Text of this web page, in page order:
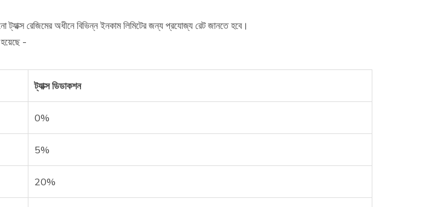
রেজিমের অধীনে বিভিন্ন ইনকাম লিমিটের জন্য প্রযোজ্য রেট জানতে হবে।
-
ট্যাক্স ডিডাকশন
0%
5%
20%